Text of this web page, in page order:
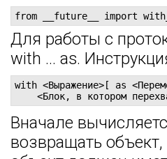
from __future__ import
Для работы с
with ... as.
with <Выражение>[ as
<Блок, в котором
Вначале
возвращать